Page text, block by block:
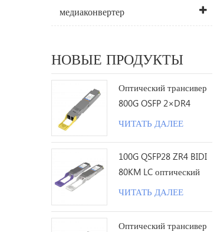
медиаконвертер
НОВЫЕ ПРОДУКТЫ
Оптический трансивер
800G OSFP 2×DR4
1310nm 500M MPO12 с
ЧИТАТЬ ДАЛЕЕ
100G QSFP28 ZR4 BIDI
80KM LC оптический
трансивер
ЧИТАТЬ ДАЛЕЕ
Оптический трансивер